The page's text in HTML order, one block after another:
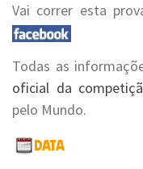
Vai correr esta
Todas as
oficial da
pelo Mundo.